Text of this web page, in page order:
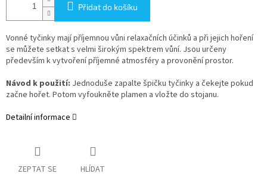
Přidat do košíku
Vonné tyčinky mají příjemnou vůni relaxačních účinků a při jejich hoření
se můžete setkat s velmi širokým spektrem vůní. Jsou určeny
především k vytvoření příjemné atmosféry a provonění prostor.
Návod k použití: Jednoduše zapalte špičku tyčinky a čekejte pokud
začne hořet. Potom vyfoukněte plamen a vložte do stojanu.
Detailní informace
ZEPTAT SE HLÍDAT